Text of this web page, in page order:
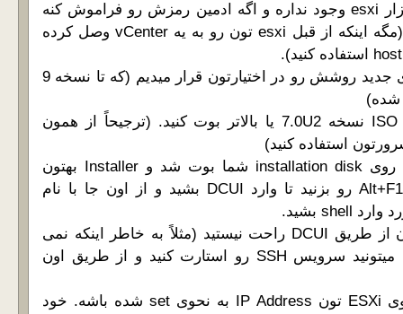
کردن password نرم افزار esxi وجود نداره و اگه ادمین رمزش رو فراموش کنه
باید reinstall انجام بده (مگه اینکه از قبل esxi تون رو به یه vCenter وصل کرده
ما امروز برای نسخه های جدید روشش رو در اختیارتون قرار میدیم (که تا نسخه 9
1- سرور خودتون رو با ISO نسخه 7.0U2 یا بالاتر بوت کنید. (ترجیحاً از همون
استفاده کنید)
2- بعد از این که ESXi روی installation disk شما بوت شد و Installer بهتون
نمایش داده شد دکمه Alt+F1 رو بزنید تا وارد DCUI بشید و از اون جا با نام
3- اگه احیاناً با کار کردن از طریق DCUI راحت نیستید (مثلاً به خاطر اینکه نمی
تونید Copy/Paste کنید) میتونید سرویس SSH رو استارت کنید و از طریق اون
اول مطمئن بشید که روی ESXi تون IP Address به نحوی set شده باشه. خود